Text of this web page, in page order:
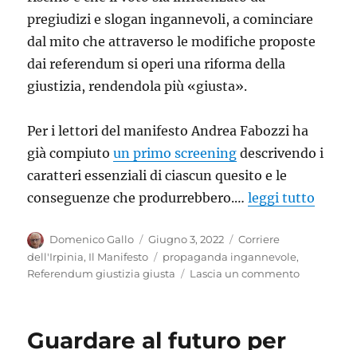
pregiudizi e slogan ingannevoli, a cominciare
dal mito che attraverso le modifiche proposte
dai referendum si operi una riforma della
giustizia, rendendola più «giusta».
Per i lettori del manifesto Andrea Fabozzi ha
già compiutoun primo screening descrivendo i
caratteri essenziali di ciascun quesito e le
conseguenze che produrrebbero.…leggi tutto
Autore
Domenico Gallo
Pubblicato
il
Giugno 3, 2022 Categorie
Corriere
dell'Irpinia, Il Manifesto Tag
propaganda ingannevole,
Referendum giustizia giusta
Lascia un commentosu
Guardare al futuro per